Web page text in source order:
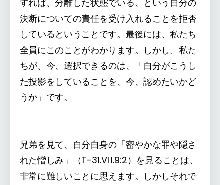
すれば、分離した状態でいる、という自分の
決断についての責任を受け入れることを拒否
しているということです。最後には、私たち
全員にこのことがわかります。しかし、私た
ちが、今、選択できるのは、「自分がこうし
た投影をしていることを、今、認めたいかど
うか」です。
兄弟を見て、自分自身の「密やかな罪や隠さ
れた憎しみ」（T-31.VIII.9:2）を見ることは、
非常に難しいことに思えます。しかしそれで